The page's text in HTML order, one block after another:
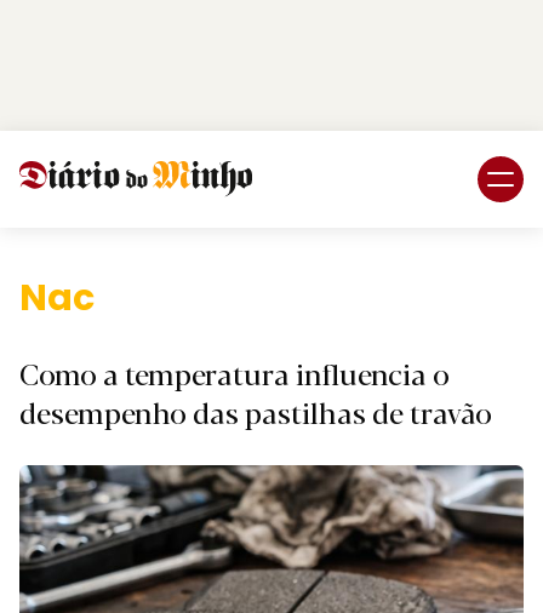
Nacional.
Como a temperatura influencia o
desempenho das pastilhas de travão